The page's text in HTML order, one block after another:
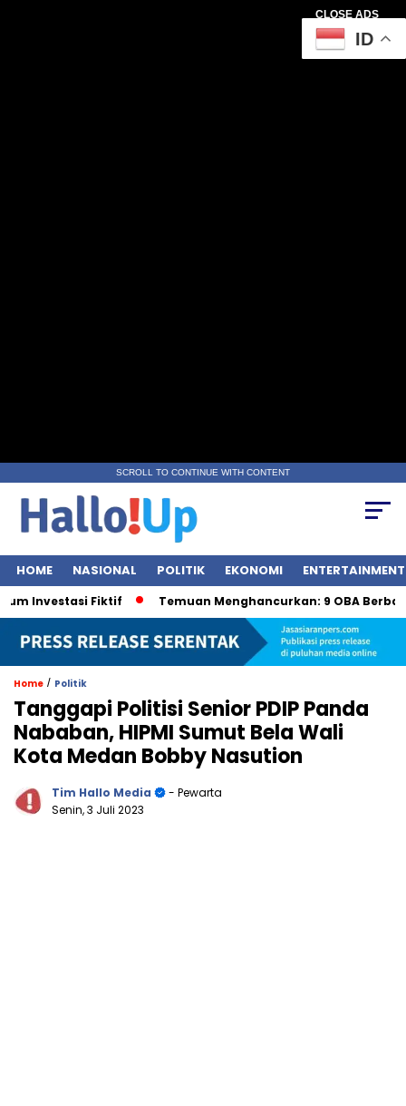
CLOSE ADS
SCROLL TO CONTINUE WITH CONTENT
HOME NASIONAL POLITIK EKONOMI ENTERTAINMENT
Fiktif Temuan Menghancurkan: 9 OBA Berbahaya
Home / Politik
Tanggapi Politisi Senior PDIP Panda
Nababan, HIPMI Sumut Bela Wali
Kota Medan Bobby Nasution
Tim Hallo Media
- Pewarta
Senin, 3 Juli 2023
ID